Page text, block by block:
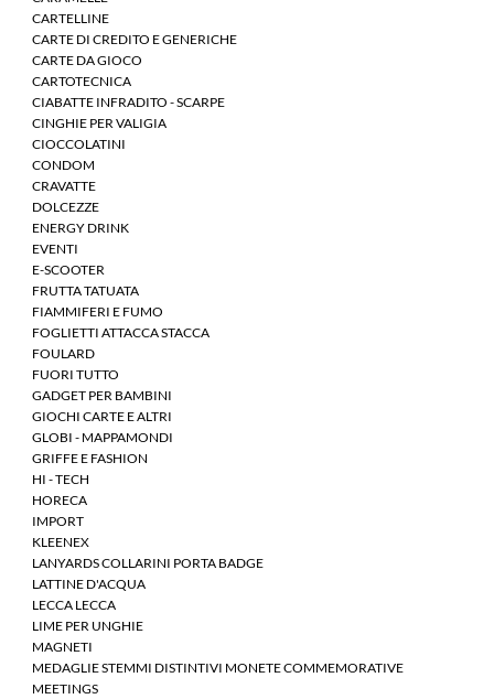
CARTELLINE
CARTE DI CREDITO E GENERICHE
CARTE DA GIOCO
CARTOTECNICA
CIABATTE INFRADITO - SCARPE
CINGHIE PER VALIGIA
CIOCCOLATINI
CONDOM
CRAVATTE
DOLCEZZE
ENERGY DRINK
EVENTI
E-SCOOTER
FRUTTA TATUATA
FIAMMIFERI E FUMO
FOGLIETTI ATTACCA STACCA
FOULARD
FUORI TUTTO
GADGET PER BAMBINI
GIOCHI CARTE E ALTRI
GLOBI - MAPPAMONDI
GRIFFE E FASHION
HI - TECH
HORECA
IMPORT
KLEENEX
LANYARDS COLLARINI PORTA BADGE
LATTINE D'ACQUA
LECCA LECCA
LIME PER UNGHIE
MAGNETI
MEDAGLIE STEMMI DISTINTIVI MONETE COMMEMORATIVE
MEETINGS